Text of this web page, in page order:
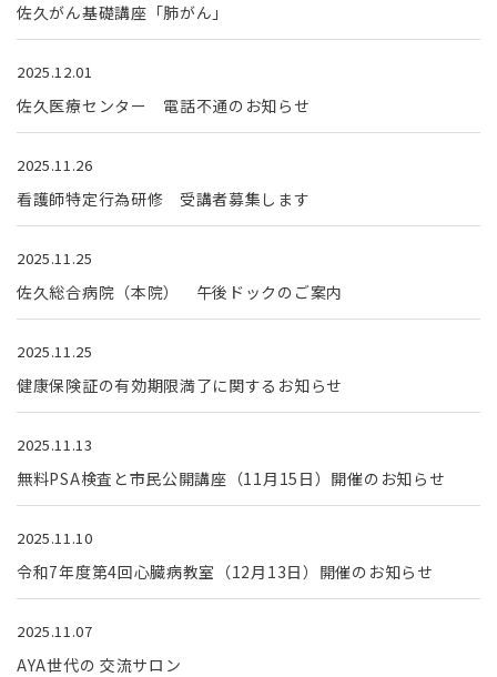
佐久がん基礎講座「肺がん」
2025.12.01
佐久医療センター 電話不通のお知らせ
2025.11.26
看護師特定行為研修 受講者募集します
2025.11.25
佐久総合病院（本院） 午後ドックのご案内
2025.11.25
健康保険証の有効期限満了に関するお知らせ
2025.11.13
無料PSA検査と市民公開講座（11月15日）開催のお知らせ
2025.11.10
令和7年度第4回心臓病教室（12月13日）開催のお知らせ
2025.11.07
AYA世代の 交流サロン